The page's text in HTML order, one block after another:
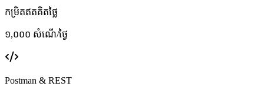
កម្រិតឥតគិតថ្លៃ
១,០០០ សំណើ/ថ្ងៃ
Postman & REST